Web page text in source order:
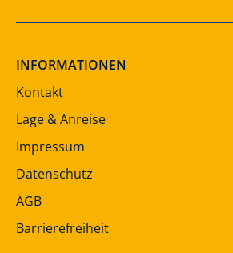
INFORMATIONEN
Kontakt
Lage & Anreise
Impressum
Datenschutz
AGB
Barrierefreiheit